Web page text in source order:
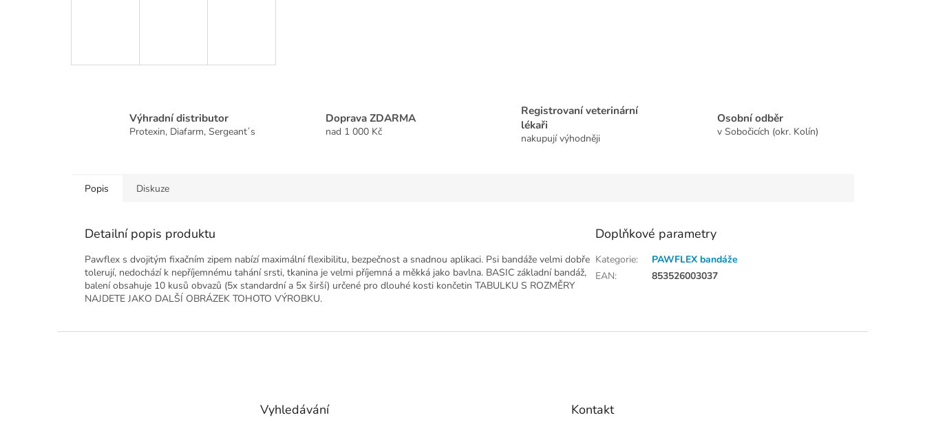
Výhradní distributor
Protexin, Diafarm, Sergeant´s
Doprava ZDARMA
nad 1 000 Kč
Registrovaní veterinární
lékaři
nakupují výhodněji
Osobní odběr
v Sobočicích (okr. Kolín)
Popis Diskuze
Detailní popis produktu
Pawflex s dvojitým fixačním zipem nabízí maximální flexibilitu, bezpečnost a snadnou aplikaci. Psi bandáže velmi dobře
tolerují, nedochází k nepříjemnému tahání srsti, tkanina je velmi příjemná a měkká jako bavlna. BASIC základní bandáž,
balení obsahuje 10 kusů obvazů (5x standardní a 5x širší) určené pro dlouhé kosti končetin TABULKU S ROZMĚRY
NAJDETE JAKO DALŠÍ OBRÁZEK TOHOTO VÝROBKU.
Doplňkové parametry
Kategorie:
PAWFLEX bandáže
EAN: 853526003037
Vyhledávání Kontakt